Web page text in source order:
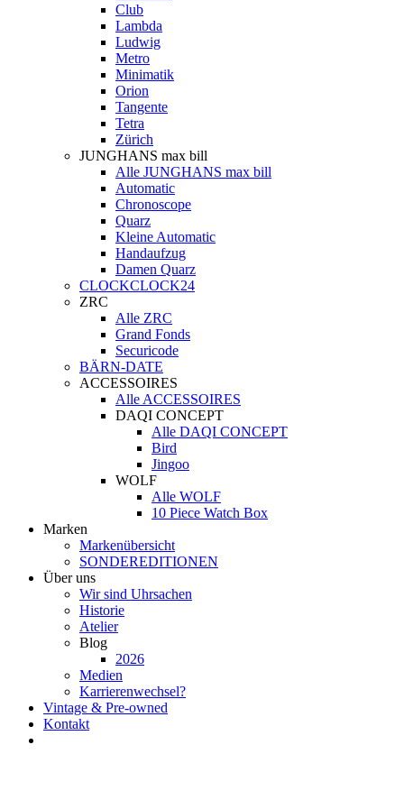
Club
Lambda
Ludwig
Metro
Minimatik
Orion
Tangente
Tetra
Zürich
JUNGHANS max bill
Alle JUNGHANS max bill
Automatic
Chronoscope
Quarz
Kleine Automatic
Handaufzug
Damen Quarz
CLOCKCLOCK24
ZRC
Alle ZRC
Grand Fonds
Securicode
BÄRN-DATE
ACCESSOIRES
Alle ACCESSOIRES
DAQI CONCEPT
Alle DAQI CONCEPT
Bird
Jingoo
WOLF
Alle WOLF
10 Piece Watch Box
Marken
Markenübersicht
SONDEREDITIONEN
Über uns
Wir sind Uhrsachen
Historie
Atelier
Blog
2026
Medien
Karrierenwechsel?
Vintage & Pre-owned
Kontakt